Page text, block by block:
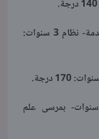
المدارس الفنية التجارية المتقدمة- نظام 3 سنوات:
المدارس التجارية- نظام 3 سنوات- بمرسى علم